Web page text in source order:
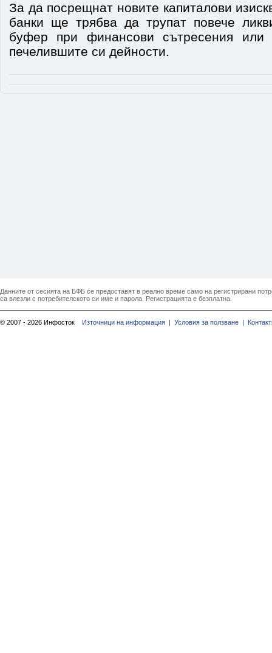
За да посрещнат новите капиталови
банки ще трябва да трупат повече
буфер при финансови сътресения или
печелившите си дейности.
Данните от сесията на БФБ се предоставят в реално време само на регистрирани
са влезли с потребителското си име и парола. Регистрацията е безплатна.
© 2007 - 2026 Инфосток Източници на информация | Условия за ползване |